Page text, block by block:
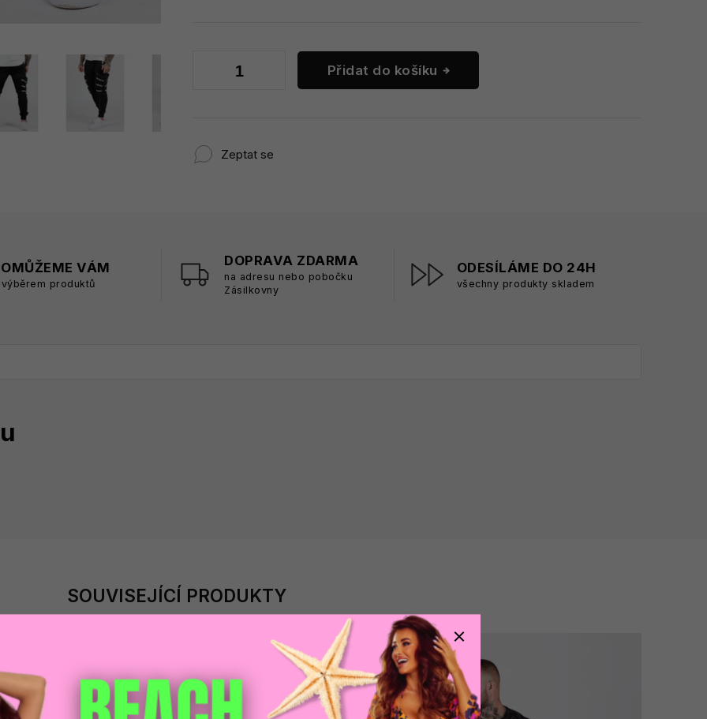
Přidat do košíku
Zeptat se
VÁM
výběrem produktů
DOPRAVA ZDARMA
na adresu nebo pobočku
Zásilkovny
ODESÍLÁME DO 24H
všechny produkty skladem
SOUVISEJÍCÍ PRODUKTY